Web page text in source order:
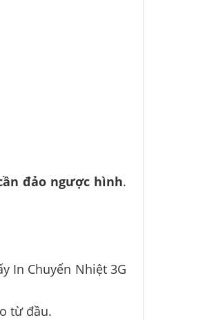
đảo ngược hình.
In Chuyển Nhiệt 3G
từ đầu.